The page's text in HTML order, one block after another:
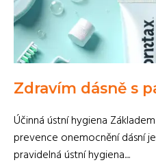
Zdravím dásně s
Účinná ústní hygiena
prevence onemocnění dásní
pravidelná ústní hygiena....